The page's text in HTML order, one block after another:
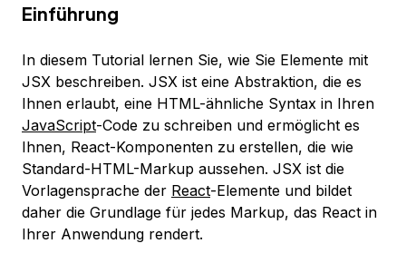
Einführung
In diesem Tutorial lernen Sie, wie Sie Elemente mit
JSX beschreiben. JSX ist eine Abstraktion, die es
Ihnen erlaubt, eine HTML-ähnliche Syntax in Ihren
JavaScript-Code zu schreiben und ermöglicht es
Ihnen, React-Komponenten zu erstellen, die wie
Standard-HTML-Markup aussehen. JSX ist die
Vorlagensprache der React-Elemente und bildet
daher die Grundlage für jedes Markup, das React in
Ihrer Anwendung rendert.